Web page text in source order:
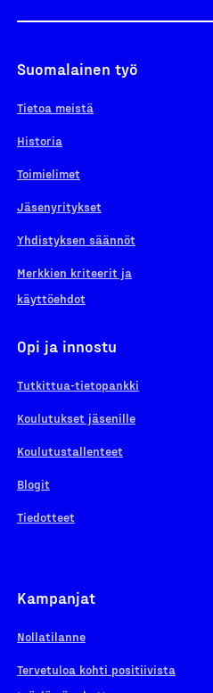
Suomalainen työ
Tietoa meistä
Historia
Toimielimet
Jäsenyritykset
Yhdistyksen säännöt
Merkkien kriteerit ja
käyttöehdot
Opi ja innostu
Tutkittua-tietopankki
Koulutukset jäsenille
Koulutustallenteet
Blogit
Tiedotteet
Kampanjat
Nollatilanne
Tervetuloa kohti positiivista